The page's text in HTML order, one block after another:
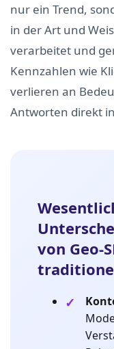
nur ein Trend,
in der Art und
verarbeitet und
Kennzahlen wie
verlieren an
Antworten direkt
von Geo-